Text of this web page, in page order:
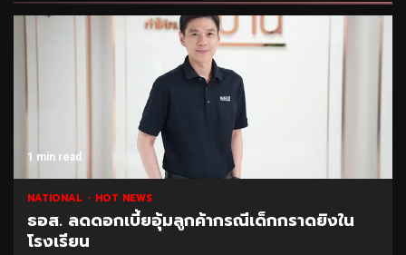
1 min read
NATIONAL HOT NEWS
ธอส. ลดดอกเบี้ยอุ้มลูกค้ากรณีเด็กกราดยิงใน
โรงเรียน